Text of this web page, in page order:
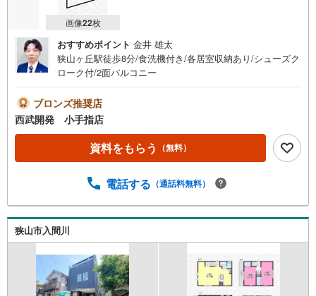
画像22枚
おすすめポイント 金井 雄太
狭山ヶ丘駅徒歩8分/食洗機付き/各居室収納あり/シューズク
ローク付/2面バルコニー
ブロンズ推奨店
西武開発 小手指店
資料をもらう （無料）
電話する （通話料無料）
狭山市入間川